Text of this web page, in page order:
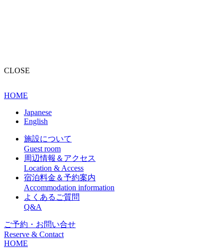
CLOSE
HOME
Japanese
English
施設について
Guest room
周辺情報＆アクセス
Location & Access
宿泊料金＆予約案内
Accommodation information
よくあるご質問
Q&A
ご予約・お問い合せ
Reserve & Contact
HOME